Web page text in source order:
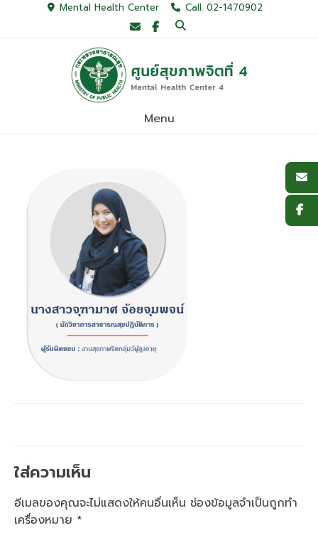
Mental Health Center Call. 02-1470902
Menu
ใส่ความเห็น
อีเมลของคุณจะไม่แสดงให้คนอื่นเห็น ช่องข้อมูลจำเป็นถูกทำ
เครื่องหมาย *